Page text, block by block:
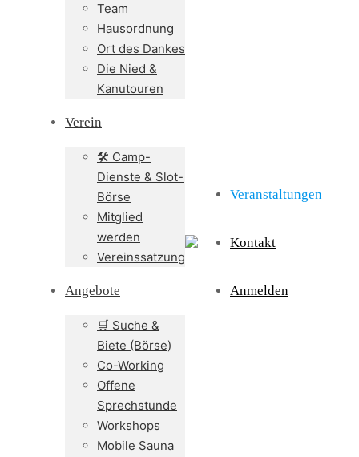
Team
Hausordnung
Ort des Dankes
Die Nied &
Kanutouren
Verein
🛠️ Camp-
Dienste & Slot-
Börse
Mitglied
werden
Vereinssatzung
Angebote
🛒 Suche &
Biete (Börse)
Co-Working
Offene
Sprechstunde
Workshops
Mobile Sauna
Veranstaltungen
Kontakt
Anmelden